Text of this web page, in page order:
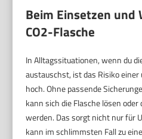
Beim Einsetzen und
CO2-Flasche
In Alltagssituationen, wenn du
austauschst, ist das Risiko
hoch. Ohne passende
kann sich die Flasche lösen
werden. Das sorgt nicht nur für
kann im schlimmsten Fall zu